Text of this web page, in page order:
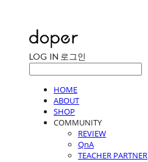
LOG IN 로그인
HOME
ABOUT
SHOP
COMMUNITY
REVIEW
QnA
TEACHER PARTNER